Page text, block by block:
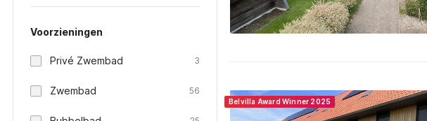
Voorzieningen
Privé Zwembad 3
Zwembad 56
Belvilla Award Winner 2025